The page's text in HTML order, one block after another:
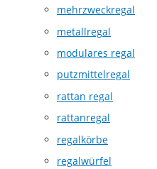
mehrzweckregal
metallregal
modulares regal
putzmittelregal
rattan regal
rattanregal
regalkörbe
regalwürfel